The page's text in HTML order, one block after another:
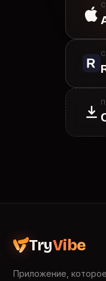
TryVibe
Приложение,